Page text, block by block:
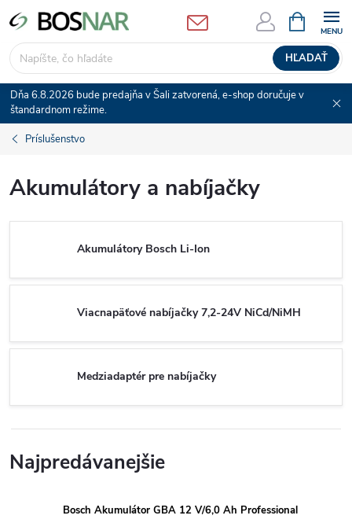
Prejsť
na
obsah
HĽADAŤ
KOŠÍK
Dňa 6.8.2026 bude predajňa v Šali zatvorená, e-shop doručuje v
štandardnom režime.
Príslušenstvo
Akumulátory a nabíjačky
Akumulátory Bosch Li-Ion
Viacnapäťové nabíjačky 7,2-24V NiCd/NiMH
Medziadaptér pre nabíjačky
Najpredávanejšie
Bosch Akumulátor GBA 12 V/6,0 Ah Professional